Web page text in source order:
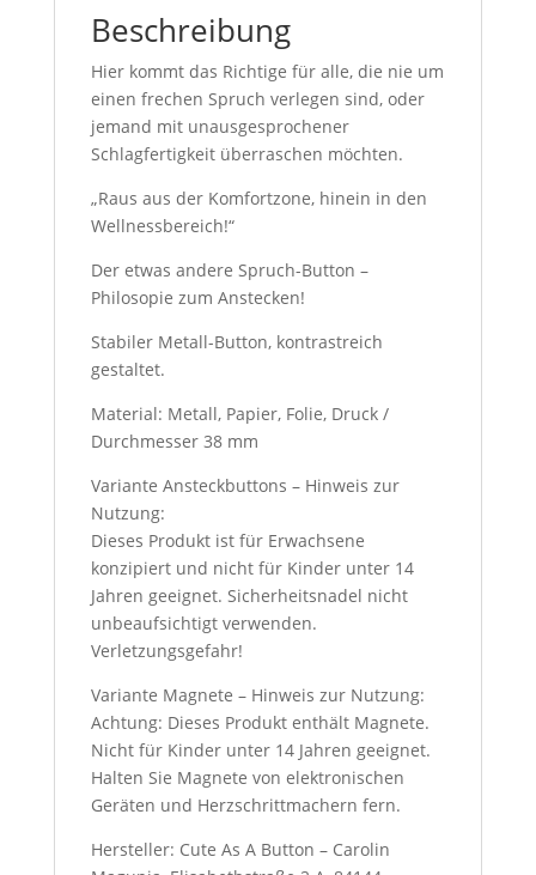
Beschreibung
Hier kommt das Richtige für alle, die nie um
einen frechen Spruch verlegen sind, oder
jemand mit unausgesprochener
Schlagfertigkeit überraschen möchten.
„Raus aus der Komfortzone, hinein in den
Wellnessbereich!“
Der etwas andere Spruch-Button –
Philosopie zum Anstecken!
Stabiler Metall-Button, kontrastreich
gestaltet.
Material: Metall, Papier, Folie, Druck /
Durchmesser 38 mm
Variante Ansteckbuttons – Hinweis zur
Nutzung:
Dieses Produkt ist für Erwachsene
konzipiert und nicht für Kinder unter 14
Jahren geeignet. Sicherheitsnadel nicht
unbeaufsichtigt verwenden.
Verletzungsgefahr!
Variante Magnete – Hinweis zur Nutzung:
Achtung: Dieses Produkt enthält Magnete.
Nicht für Kinder unter 14 Jahren geeignet.
Halten Sie Magnete von elektronischen
Geräten und Herzschrittmachern fern.
Hersteller: Cute As A Button – Carolin